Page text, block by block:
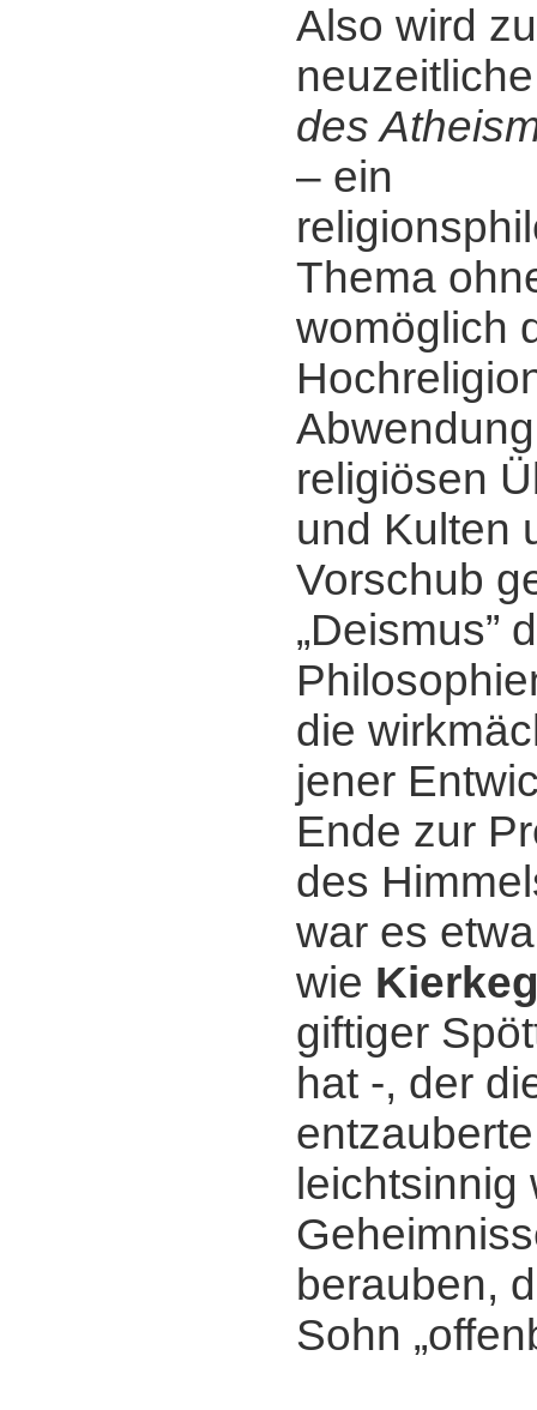
Also wird
neuzeitliche
des
‒ ein
Thema
womöglich
religiösen
und Kulten
Vorschub
„Deismus”
die
jener
Ende zur
des
war es
wie
giftiger
hat -, der
berauben,
Sohn